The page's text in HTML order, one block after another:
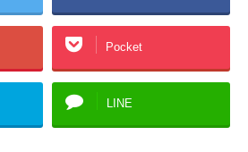
Pocket
LINE